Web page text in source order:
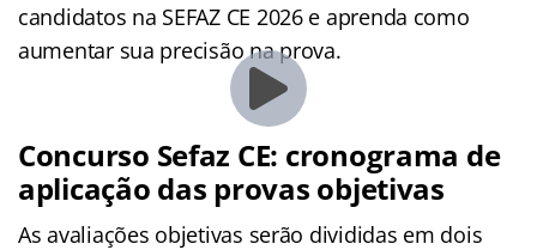
candidatos na SEFAZ CE 2026 e aprenda como
aumentar sua precisão na prova.
Concurso Sefaz CE: cronograma de
aplicação das provas objetivas
As avaliações objetivas serão divididas em dois